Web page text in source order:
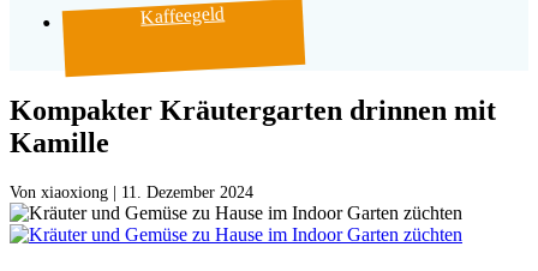
Kaffeegeld
Kompakter Kräutergarten drinnen mit
Kamille
Von 11. Dezember 2024